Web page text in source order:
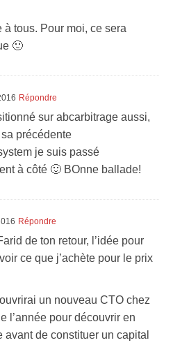
à tous. Pour moi, ce sera
🙂
Répondre
sur abcarbitrage aussi,
sa précédente
je suis passé
à côté 🙂 BOnne ballade!
Répondre
de ton retour, l’idée pour
ce que j’achète pour le prix
un nouveau CTO chez
l’année pour découvrir en
avant de constituer un capital